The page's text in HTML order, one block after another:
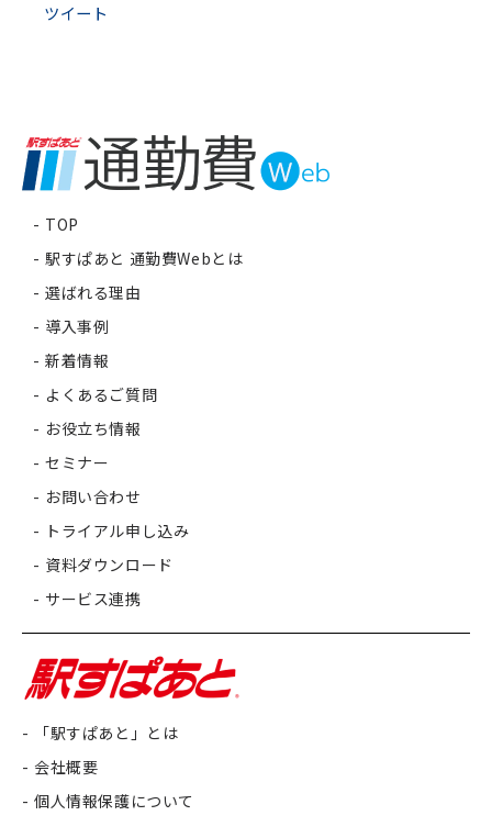
ツイート
TOP
駅すぱあと 通勤費Webとは
選ばれる理由
導入事例
新着情報
よくあるご質問
お役立ち情報
セミナー
お問い合わせ
トライアル申し込み
資料ダウンロード
サービス連携
「駅すぱあと」とは
会社概要
個人情報保護について